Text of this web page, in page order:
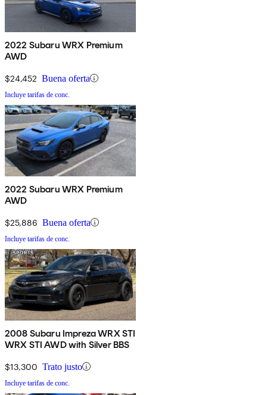
2022 Subaru WRX Premium
AWD
$24,452 Buena oferta
Incluye tarifas de conc.
2022 Subaru WRX Premium
AWD
$25,886 Buena oferta
Incluye tarifas de conc.
2008 Subaru Impreza WRX STI
WRX STI AWD with Silver BBS
$13,300 Trato justo
Incluye tarifas de conc.